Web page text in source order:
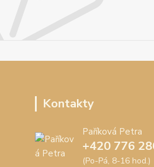
Kontakty
Paříková Petra
+420 776
(Po-Pá, 8-16 hod.)